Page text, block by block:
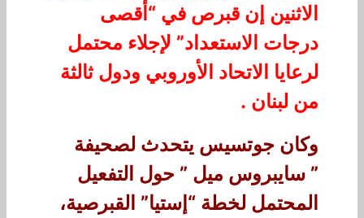
الاثنين إن قبرص في “أقصى
درجات الاستعداد” لإجلاء محتمل
لرعايا الاتحاد الأوروبي ودول ثالثة
من لبنان .
وكان جوتسيس يتحدث لصحيفة
” سايبروس ميل ” حول التفعيل
المحتمل لخطة “إستيا” القبرصية،